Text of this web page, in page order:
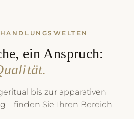
ein Anspruch:
bis zur apparativen
– finden Sie Ihren Bereich.